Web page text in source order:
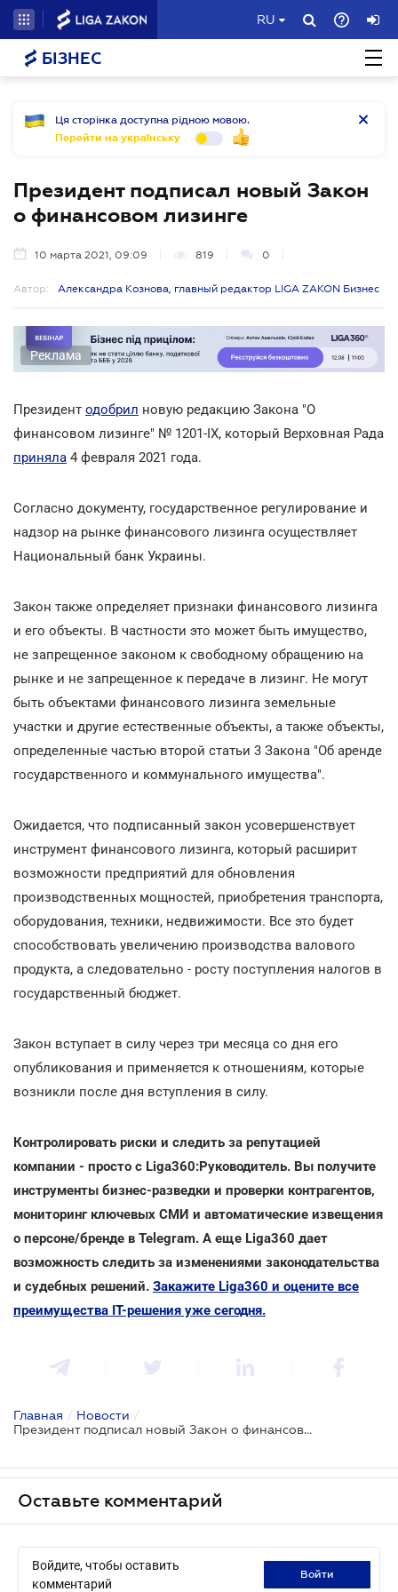
RU
БІЗНЕС
Ця сторінка доступна рідною мовою.
Перейти на українську
Президент подписал новый Закон
о финансовом лизинге
10 марта 2021, 09:09 819 0
Автор: Александра Кознова, главный редактор LIGA ZAKON Бизнес
Реклама
Президент одобрил новую редакцию Закона "О
финансовом лизинге" № 1201-ІХ, который Верховная Рада
приняла 4 февраля 2021 года.
Согласно документу, государственное регулирование и
надзор на рынке финансового лизинга осуществляет
Национальный банк Украины.
Закон также определяет признаки финансового лизинга
и его объекты. В частности это может быть имущество,
не запрещенное законом к свободному обращению на
рынке и не запрещенное к передаче в лизинг. Не могут
быть объектами финансового лизинга земельные
участки и другие естественные объекты, а также объекты,
определенные частью второй статьи 3 Закона "Об аренде
государственного и коммунального имущества".
Ожидается, что подписанный закон усовершенствует
инструмент финансового лизинга, который расширит
возможности предприятий для обновления
производственных мощностей, приобретения транспорта,
оборудования, техники, недвижимости. Все это будет
способствовать увеличению производства валового
продукта, а следовательно - росту поступления налогов в
государственный бюджет.
Закон вступает в силу через три месяца со дня его
опубликования и применяется к отношениям, которые
возникли после дня вступления в силу.
Контролировать риски и следить за репутацией
компании - просто с Liga360:Руководитель. Вы получите
инструменты бизнес-разведки и проверки контрагентов,
мониторинг ключевых СМИ и автоматические извещения
о персоне/бренде в Telegram. А еще Liga360 дает
возможность следить за изменениями законодательства
и судебных решений. Закажите Liga360 и оцените все
преимущества ІТ-решения уже сегодня.
Главная / Новости /
Президент подписал новый Закон о финансовом лизинге
Оставьте комментарий
Войдите, чтобы оставить
комментарий
войти